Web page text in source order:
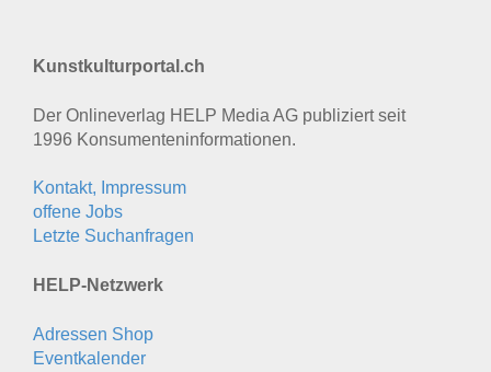
Kunstkulturportal.ch
Der Onlineverlag HELP Media AG publiziert seit
1996 Konsumenten­informationen.
Kontakt, Impressum
offene Jobs
Letzte Suchanfragen
HELP-Netzwerk
Adressen Shop
Eventkalender